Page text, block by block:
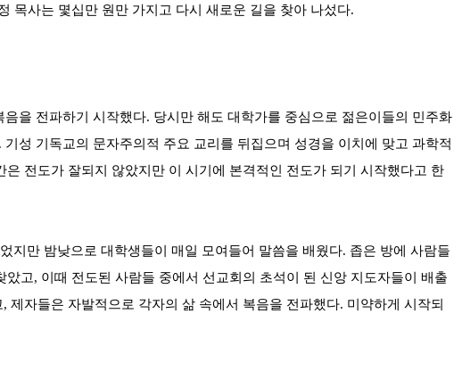
목사는 몇십만 원만 가지고 다시 새로운 길을 찾아 나섰다.
을 전파하기 시작했다. 당시만 해도 대학가를 중심으로 젊은이들의 민주화
성 기독교의 문자주의적 주요 교리를 뒤집으며 성경을 이치에 맞고 과학적
전도가 잘되지 않았지만 이 시기에 본격적인 전도가 되기 시작했다고 한
지만 밤낮으로 대학생들이 매일 모여들어 말씀을 배웠다. 좁은 방에 사람들
고, 이때 전도된 사람들 중에서 선교회의 초석이 된 신앙 지도자들이 배출
자들은 자발적으로 각자의 삶 속에서 복음을 전파했다. 미약하게 시작되